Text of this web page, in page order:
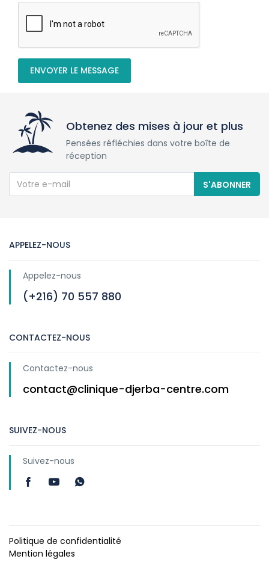
ENVOYER LE MESSAGE
Obtenez des mises à jour et plus
Pensées réfléchies dans votre boîte de
réception
S'ABONNER
APPELEZ-NOUS
Appelez-nous
(+216) 70 557 880
CONTACTEZ-NOUS
Contactez-nous
contact@clinique-djerba-centre.com
SUIVEZ-NOUS
Suivez-nous
Politique de confidentialité
Mention légales